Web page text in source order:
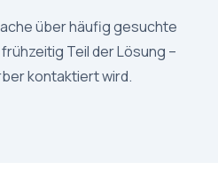
über häufig gesuchte
Teil der Lösung –
kontaktiert wird.